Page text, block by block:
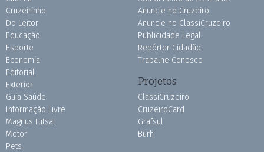
Cruzeirinho
Do Leitor
Educação
Esporte
Economia
Editorial
Exterior
Guia Saúde
Informação Livre
Magnus Futsal
Motor
Pets
Anuncie no Cruzeiro
Anuncie no ClassiCruzeiro
Publicidade Legal
Repórter Cidadão
Trabalhe Conosco
Projetos
ClassiCruzeiro
CruzeiroCard
Grafsul
Burh